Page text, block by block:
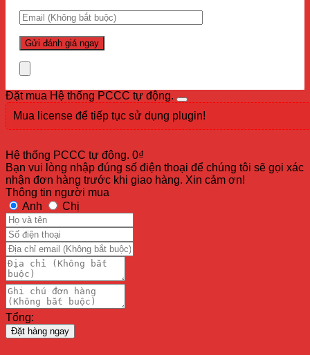
Đặt mua Hệ thống PCCC tự động.
Mua license để tiếp tục sử dụng plugin!
Hệ thống PCCC tự động. 0₫
Bạn vui lòng nhập đúng số điện thoại để chúng tôi sẽ gọi xác
nhận đơn hàng trước khi giao hàng. Xin cảm ơn!
Thông tin người mua
Anh
Chị
Tổng:
Đặt hàng ngay